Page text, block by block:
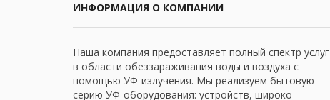
ИНФОРМАЦИЯ О КОМПАНИИ
Наша компания предоставляет полный спектр услуг
в области обеззараживания воды и воздуха с
помощью УФ-излучения. Мы реализуем бытовую
серию УФ-оборудования: устройств, широко